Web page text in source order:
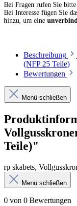
Bei Fragen rufen Sie
Bei Interesse fügen Sie
hinzu, um eine
Beschreibung
(NFP 25 Teile)
Bewertungen
Menü schließen
Teile)"
rp skabets,
Menü schließen
0 von 0 Bewertungen